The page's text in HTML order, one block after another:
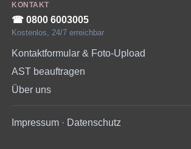
KONTAKT
☎︎ 0800 6003005
Kostenlos, 24/7 erreichbar
Kontaktformular & Foto-Upload
AST beauftragen
Über uns
Impressum · Datenschutz